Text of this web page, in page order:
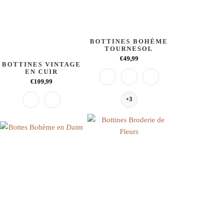
BOTTINES VINTAGE
EN CUIR
€109,99
BOTTINES BOHÈME
TOURNESOL
€49,99
+3